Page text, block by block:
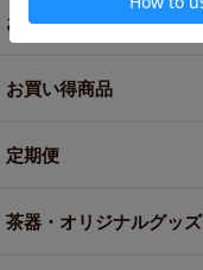
お菓子・食品・飲料
お買い得商品
定期便
茶器・オリジナルグッズ